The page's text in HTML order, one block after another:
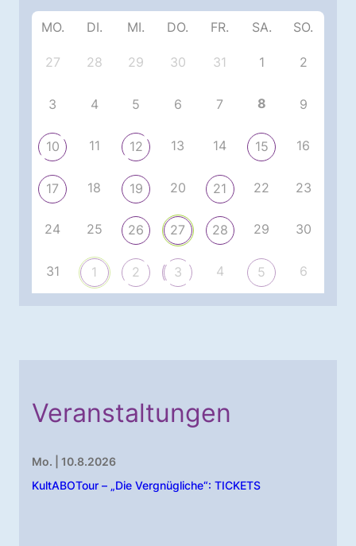
MO. DI. MI. DO. FR. SA. SO.
27 28 29 30 31 1 2
3 4 5 6 7 8 9
10 11 12 13 14 15 16
17 18 19 20 21 22 23
24 25 26 27 28 29 30
31 1 2 3 4 5 6
Veranstaltungen
Mo. | 10.8.2026
KultABOTour – „Die Vergnügliche“: TICKETS